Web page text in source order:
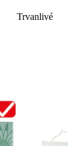
Trvanlivé